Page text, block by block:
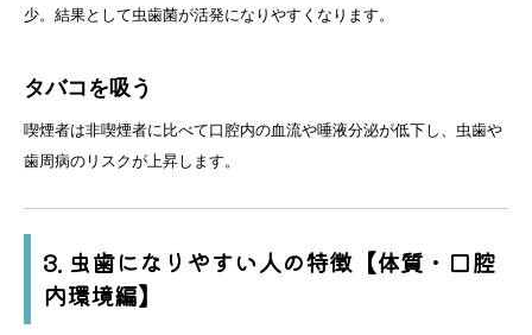
少。結果として虫歯菌が活発になりやすくなります。
タバコを吸う
喫煙者は非喫煙者に比べて口腔内の血流や唾液分泌が低下し、虫歯や
歯周病のリスクが上昇します。
3. 虫歯になりやすい人の特徴【体質・口腔
内環境編】